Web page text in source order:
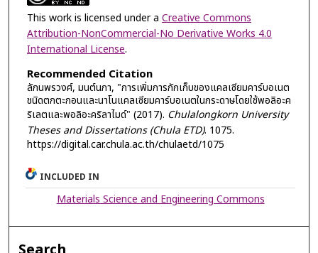
This work is licensed under a Creative Commons
Attribution-NonCommercial-No Derivative Works 4.0
International License.
Recommended Citation
ลัภนพรวงศ์, มนต์นภา, "การเพิ่มการกักเก็บของแคลเซียมคาร์บอเนต
ชนิดตกตะกอนและนาโนแคลเซียมคาร์บอเนตในกระดาษโดยใช้พอลิอะค
ริเลตและพอลิอะคริลาไมด์" (2017). Chulalongkorn University
Theses and Dissertations (Chula ETD). 1075.
https://digital.car.chula.ac.th/chulaetd/1075
INCLUDED IN
Materials Science and Engineering Commons